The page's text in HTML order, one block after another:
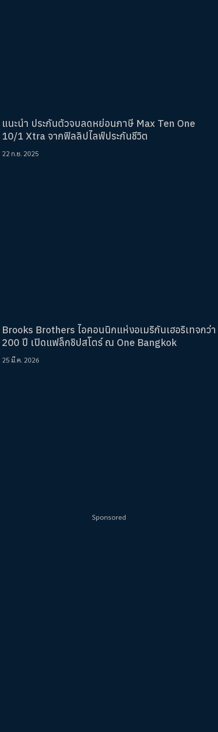
แนะนำ ประกันตัวจบลดหย่อนภาษี Max Ten One
10/1 Xtra จากฟิลลิปไลฟ์ประกันชีวิต
22 ก.ย. 2025
Brooks Brothers ไอคอนนิกแห่งอเมริกันเฮอริเทจกว่า
200 ปี เปิดแฟล็กชิปสโตร์ ณ One Bangkok
25 มี.ค. 2026
Sponsored